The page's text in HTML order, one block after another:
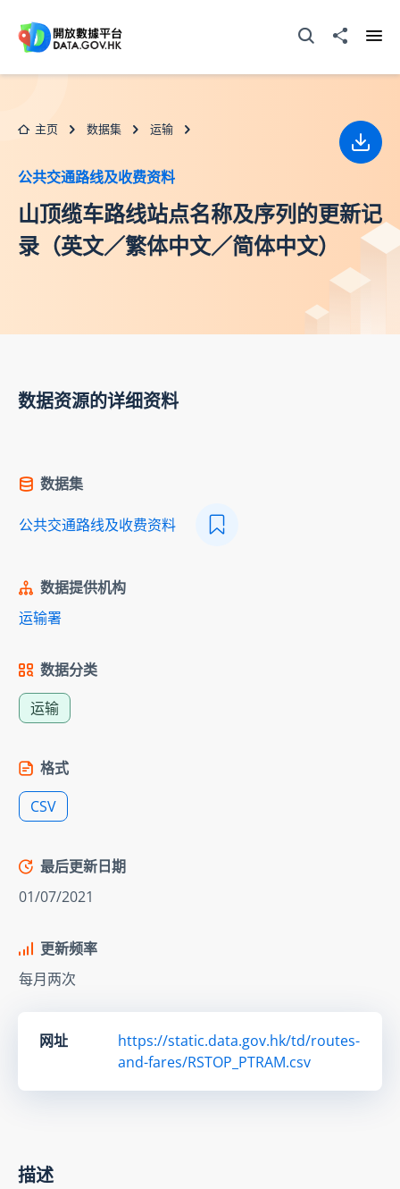
打开搜寻器分享至
主页 数据集 运输
公共交通路线及收费资料
山顶缆车路线站点名称及序列的更新记
录（英文／繁体中文／简体中文）
下载
数据资源的详细资料
数据集
公共交通路线及收费资料
数据提供机构
运输署
数据分类
运输
格式
CSV
最后更新日期
01/07/2021
更新频率
每月两次
网址
https://static.data.gov.hk/td/routes-
and-fares/RSTOP_PTRAM.csv
描述